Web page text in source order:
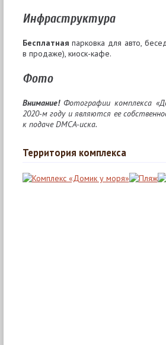
Инфраструктура
Бесплатная парковка для авто,
в продаже), киоск-кафе.
Фото
Внимание!Фотографии комплекса
2020-м году и являются ее
к подаче DMCA-иска.
Территория комплекса